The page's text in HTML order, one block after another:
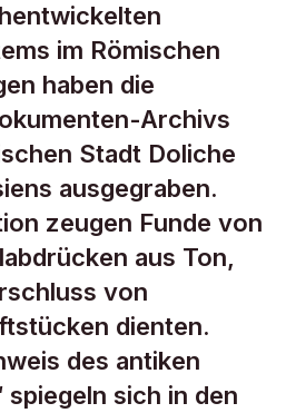
freigelegt
im Römischen
haben die
Archivs
Stadt Doliche
ausgegraben.
zeugen Funde von
aus Ton,
von
dienten.
des antiken
spiegeln sich in den